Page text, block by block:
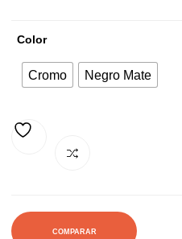
es:
Color
Cromo Negro Mate
COMPARAR